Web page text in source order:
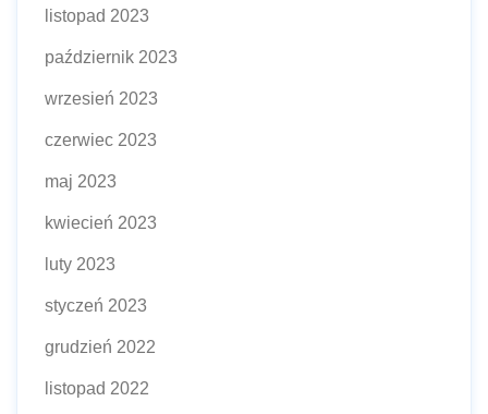
listopad 2023
październik 2023
wrzesień 2023
czerwiec 2023
maj 2023
kwiecień 2023
luty 2023
styczeń 2023
grudzień 2022
listopad 2022